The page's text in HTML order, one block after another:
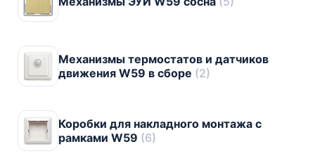
Механизмы термостатов и датчиков
движения W59 в сборе (2)
Коробки для накладного монтажа c
рамками W59 (6)